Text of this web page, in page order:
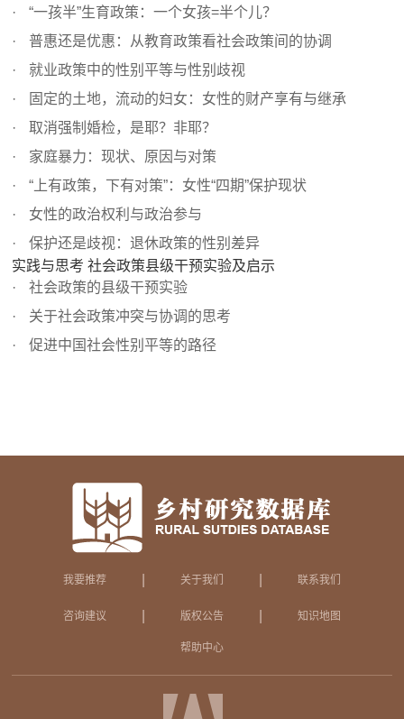
“一孩半”生育政策：一个女孩=半个儿？
普惠还是优惠：从教育政策看社会政策间的协调
就业政策中的性别平等与性别歧视
固定的土地，流动的妇女：女性的财产享有与继承
取消强制婚检，是耶？非耶？
家庭暴力：现状、原因与对策
“上有政策，下有对策”：女性“四期”保护现状
女性的政治权利与政治参与
保护还是歧视：退休政策的性别差异
实践与思考 社会政策县级干预实验及启示
社会政策的县级干预实验
关于社会政策冲突与协调的思考
促进中国社会性别平等的路径
我要推荐 关于我们 联系我们
咨询建议 版权公告 知识地图
帮助中心